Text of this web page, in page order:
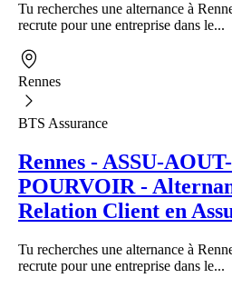
Tu recherches une alternance à
recrute pour une entreprise dans le...
Rennes
BTS Assurance
Rennes - ASSU-
POURVOIR -
Relation Client en
Tu recherches une alternance à
recrute pour une entreprise dans le...